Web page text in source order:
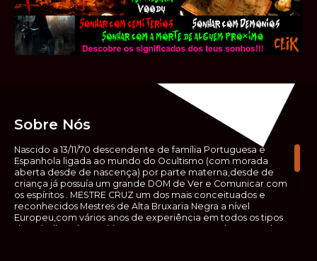
Sobre Nós
Nascido a 13/11/70 descendente de família Portuguesa e
Espanhola ligada ao mundo do Ocultismo (com morada
aberta desde de nascença) por parte materna,desde de
criança já possuía um grande DOM de Ver e Comunicar com
os espíritos . MESTRE CRUZ um dos mais conceituados e
reconhecidos Mestres de Alta Bruxaria Negra a nível
Europeu,com vários anos de experiência em todos os tipos
de trabalhos de Ocultismo. Escreveu os seus saberes ocultos